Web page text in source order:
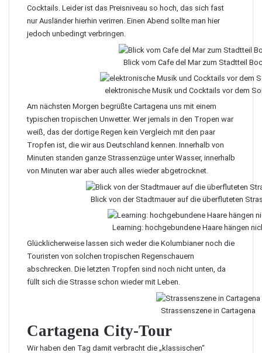
Cocktails. Leider ist das Preisniveau so hoch, das sich fast
nur Ausländer hierhin verirren. Einen Abend sollte man hier
jedoch unbedingt verbringen.
Blick vom Cafe del Mar zum Stadtteil
elektronische Musik und Cocktails vor dem
Am nächsten Morgen begrüßte Cartagena uns mit einem
typischen tropischen Unwetter. Wer jemals in den Tropen war
weiß, das der dortige Regen kein Vergleich mit den paar
Tropfen ist, die wir aus Deutschland kennen. Innerhalb von
Minuten standen ganze Strassenzüge unter Wasser, innerhalb
von Minuten war aber auch alles wieder abgetrocknet.
Blick von der Stadtmauer auf die überfluteten
Learning: hochgebundene Haare hängen
Glücklicherweise lassen sich weder die Kolumbianer noch die
Touristen von solchen tropischen Regenschauern
abschrecken. Die letzten Tropfen sind noch nicht unten, da
füllt sich die Strasse schon wieder mit Leben.
Strassenszene in Cartagena
Cartagena City-Tour
Wir haben den Tag damit verbracht die „klassischen“